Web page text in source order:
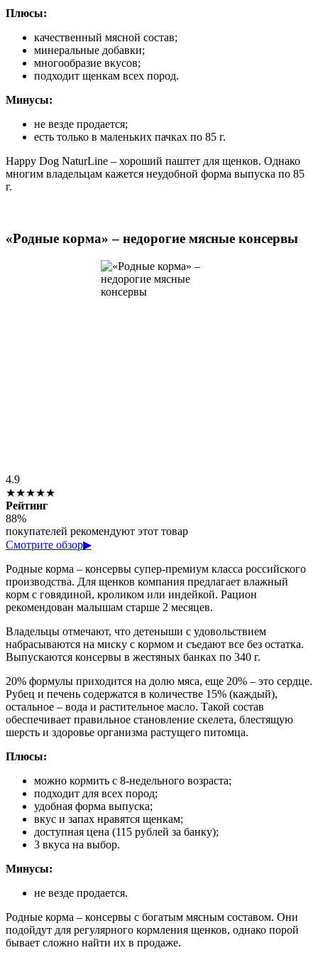
Плюсы:
качественный мясной состав;
минеральные добавки;
многообразие вкусов;
подходит щенкам всех пород.
Минусы:
не везде продается;
есть только в маленьких пачках по 85 г.
Happy Dog NaturLine – хороший паштет для щенков. Однако
многим владельцам кажется неудобной форма выпуска по 85
г.
«Родные корма» – недорогие мясные консервы
4.9
★★★★★
Рейтинг
88%
покупателей рекомендуют этот товар
Смотрите обзор▶
Родные корма – консервы супер-премиум класса российского
производства. Для щенков компания предлагает влажный
корм с говядиной, кроликом или индейкой. Рацион
рекомендован малышам старше 2 месяцев.
Владельцы отмечают, что детеныши с удовольствием
набрасываются на миску с кормом и съедают все без остатка.
Выпускаются консервы в жестяных банках по 340 г.
20% формулы приходится на долю мяса, еще 20% – это сердце.
Рубец и печень содержатся в количестве 15% (каждый),
остальное – вода и растительное масло. Такой состав
обеспечивает правильное становление скелета, блестящую
шерсть и здоровье организма растущего питомца.
Плюсы:
можно кормить с 8-недельного возраста;
подходит для всех пород;
удобная форма выпуска;
вкус и запах нравятся щенкам;
доступная цена (115 рублей за банку);
3 вкуса на выбор.
Минусы:
не везде продается.
Родные корма – консервы с богатым мясным составом. Они
подойдут для регулярного кормления щенков, однако порой
бывает сложно найти их в продаже.